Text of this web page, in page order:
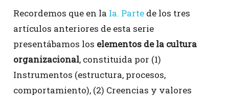
Recordemos que en la Ia. Parte de los tres
artículos anteriores de esta serie
presentábamos los elementos de la cultura
organizacional, constituida por (1)
Instrumentos (estructura, procesos,
comportamiento), (2) Creencias y valores